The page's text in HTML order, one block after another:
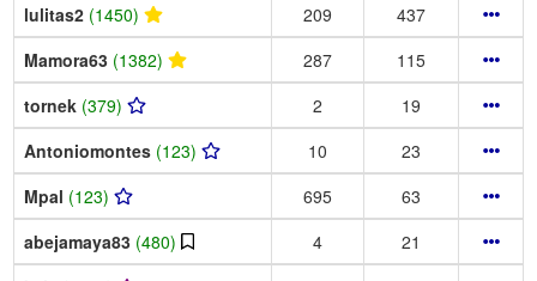
lulitas2 (1450) 209
437
Mamora63 (1382) 287
115
tornek (379) 2
19
Antoniomontes (123) 10
23
Mpal (123) 695
63
abejamaya83 (480) 4
21